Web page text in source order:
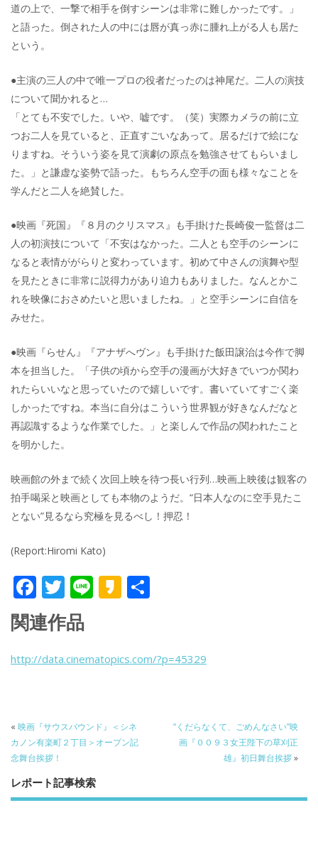
道の上で、一撃で相手を倒すシーンは非常に難しかったです。」
と語った。倒された人の中には唇が真っ赤に腫れ上がる人も居た
という。
●主演の三人の中で唯一プロの役者だったのは神尾だ。二人の演技
について聞かれると…
「とても不安でした。いや、嘘です。（笑）実際カメラの前に立
つお二人を見ていると、正直すごいなあって。居るだけで絵にな
りますね。そういう姿を見て演劇の原点を勉強させてもらいまし
た。」と謙虚な姿勢で語った。もちろん空手の面も様々なことを
学んだと二人を絶賛した。
●映画『死国』『８月のクリスマス』も手掛けた長崎俊一監督は二
人の初演技について「不安はなかった。二人とも空手のシーンに
なると表情ががらりと変わっています。初めて中さんの演舞や型
を見たときに非常に説得力があり迫力もありました。なんとかこ
れを映像におさめたいと思いましたね。」と空手シーンに自信を
みせた。
●映画『らせん』『アナザへヴン』も手掛けた飯田譲治は今作で脚
本を担当した。「子供の頃から空手の漫画が大好きでいつか関わ
れたらいいなと思っていたので嬉しいです。書いていてすごく楽
しかったですね。本当に自分はこういう世界観が好きなんだなと
再認識するような作業でした。」と楽しんで作品の関われたこと
を明かした。
映画館の外まで続く次回上映を待つ長い行列…映画上映後は観客の
拍手喝采と映画としても本物のようだ。“日本人なのに空手見たこ
とない”見るなら究極を見るべし！押忍！
(Report:Hiromi Kato)
F
ac
e
b
k
T
w
itt
er
Li K
a
関連作品
http://data.cinematopics.com/?p=45329
« 映画『サウスバウンド』＜シネ
カノン有楽町２丁目＞オープン記
念舞台挨拶！
“くだらなくて、ごめんなさい”映
画『００９３女王陛下の草刈正
雄』初日舞台挨拶»
レポート記事検索